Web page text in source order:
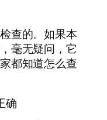
查的。如果本
毫无疑问，它
都知道怎么查
确